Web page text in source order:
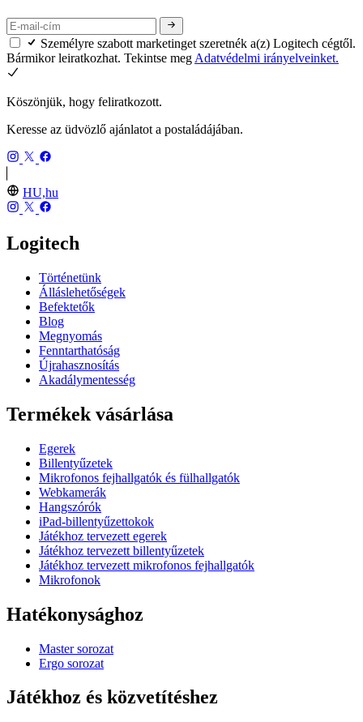
Személyre szabott marketinget szeretnék a(z) Logitech cégtől.
Bármikor leiratkozhat. Tekintse meg Adatvédelmi irányelveinket.
Köszönjük, hogy feliratkozott.
Keresse az üdvözlő ajánlatot a postaládájában.
HU,hu
Logitech
Történetünk
Álláslehetőségek
Befektetők
Blog
Megnyomás
Fenntarthatóság
Újrahasznosítás
Akadálymentesség
Termékek vásárlása
Egerek
Billentyűzetek
Mikrofonos fejhallgatók és fülhallgatók
Webkamerák
Hangszórók
iPad-billentyűzettokok
Játékhoz tervezett egerek
Játékhoz tervezett billentyűzetek
Játékhoz tervezett mikrofonos fejhallgatók
Mikrofonok
Hatékonysághoz
Master sorozat
Ergo sorozat
Játékhoz és közvetítéshez